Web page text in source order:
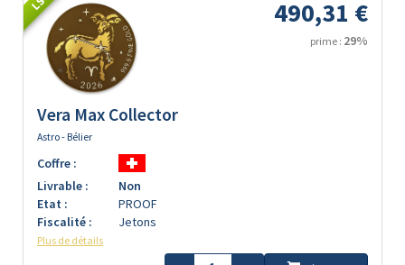
490,31 €
prime : 29%
Vera Max Collector
Astro - Bélier
Coffre :
Livrable :
Non
Etat :
PROOF
Fiscalité :
Jetons
Plus de détails